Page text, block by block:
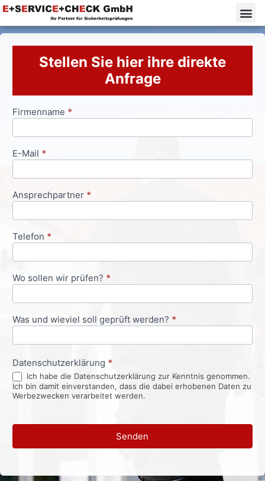
Stellen Sie hier ihre direkte
Anfrage
Anfrageformular
Firmenname *
E-Mail *
Ansprechpartner *
Telefon *
Wo sollen wir prüfen? *
Was und wieviel soll geprüft werden? *
Datenschutzerklärung *
Ich habe die Datenschutzerklärung zur Kenntnis genommen.
Ich bin damit einverstanden, dass die dabei erhobenen Daten zu
Werbezwecken verarbeitet werden.
Senden